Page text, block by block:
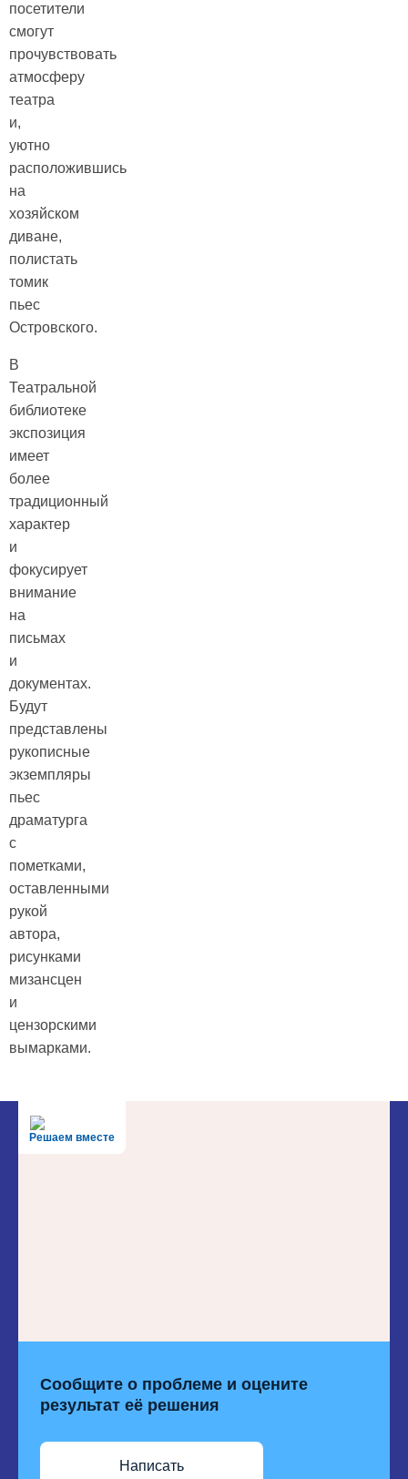
посетители
смогут
прочувствовать
атмосферу
театра
и,
уютно
расположившись
на
хозяйском
диване,
полистать
томик
пьес
Островского.
В
Театральной
библиотеке
экспозиция
имеет
более
традиционный
характер
и
фокусирует
внимание
на
письмах
и
документах.
Будут
представлены
рукописные
экземпляры
пьес
драматурга
с
пометками,
оставленными
рукой
автора,
рисунками
мизансцен
и
цензорскими
вымарками.
Решаем вместе
Сообщите о проблеме и оцените
результат её решения
Написать